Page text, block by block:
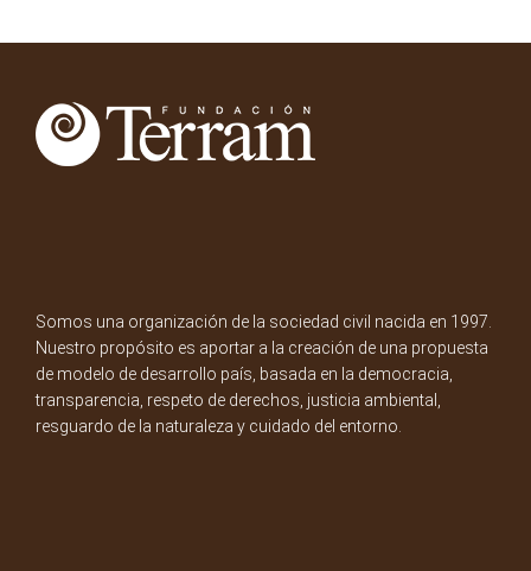
Somos una organización de la sociedad civil nacida en 1997.
Nuestro propósito es aportar a la creación de una propuesta
de modelo de desarrollo país, basada en la democracia,
transparencia, respeto de derechos, justicia ambiental,
resguardo de la naturaleza y cuidado del entorno.